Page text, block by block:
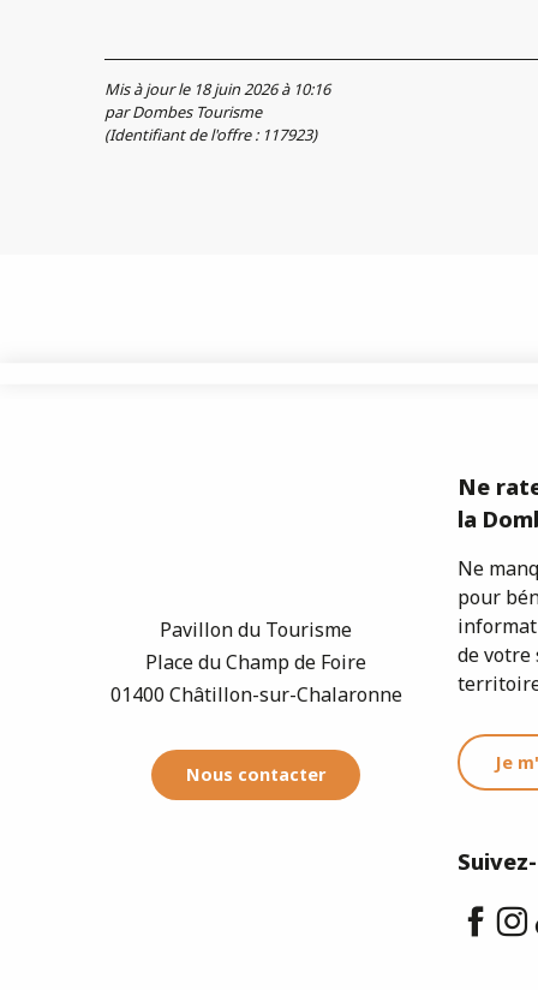
Mis à jour le 18 juin 2026 à 10:16
par Dombes Tourisme
(Identifiant de l'offre : 117923)
Pavillon du Tourisme
Place du Champ de Foire
01400 Châtillon-sur-Chalaronne
Nous contacter
Ne
la
Ne
pour
de votre
Je